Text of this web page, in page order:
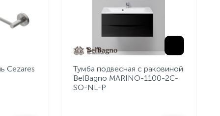
Cezares
Тумба подвесная с раковиной
BelBagno MARINO-1100-2C-
SO-NL-P